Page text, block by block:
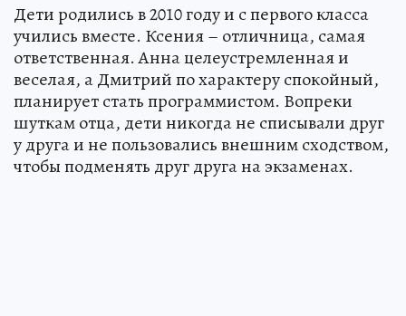
Дети родились в 2010 году и с первого класса
учились вместе. Ксения – отличница, самая
ответственная. Анна целеустремленная и
веселая, а Дмитрий по характеру спокойный,
планирует стать программистом. Вопреки
шуткам отца, дети никогда не списывали друг
у друга и не пользовались внешним сходством,
чтобы подменять друг друга на экзаменах.